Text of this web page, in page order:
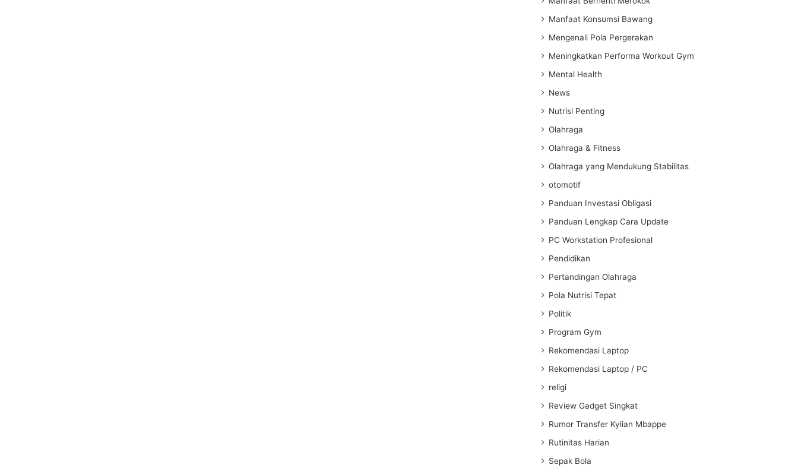
Manfaat Konsumsi Bawang
Mengenali Pola Pergerakan
Meningkatkan Performa Workout Gym
Mental Health
News
Nutrisi Penting
Olahraga
Olahraga & Fitness
Olahraga yang Mendukung Stabilitas
otomotif
Panduan Investasi Obligasi
Panduan Lengkap Cara Update
PC Workstation Profesional
Pendidikan
Pertandingan Olahraga
Pola Nutrisi Tepat
Politik
Program Gym
Rekomendasi Laptop
Rekomendasi Laptop / PC
religi
Review Gadget Singkat
Rumor Transfer Kylian Mbappe
Rutinitas Harian
Sepak Bola